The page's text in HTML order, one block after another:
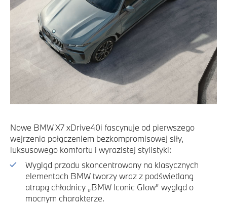
Nowe BMW X7 xDrive40i fascynuje od pierwszego
wejrzenia połączeniem bezkompromisowej siły,
luksusowego komfortu i wyrazistej stylistyki:
Wygląd przodu skoncentrowany na klasycznych
elementach BMW tworzy wraz z podświetlaną
atrapą chłodnicy „BMW Iconic Glow” wygląd o
mocnym charakterze.